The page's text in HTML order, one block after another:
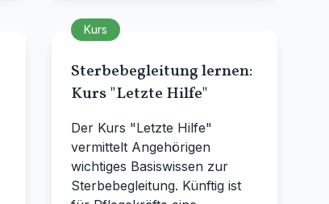
Kurs
Sterbebegleitung lernen:
Kurs "Letzte Hilfe"
Der Kurs "Letzte Hilfe"
vermittelt Angehörigen
wichtiges Basiswissen zur
Sterbebegleitung. Künftig ist